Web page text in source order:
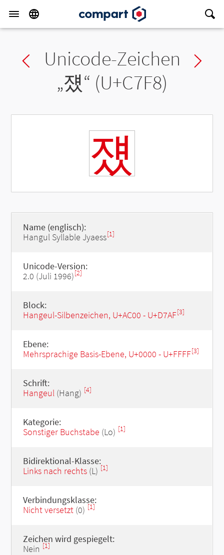
Previous char
Unicode-Zeichen
„쟸“ (U+C7F8)
쟸
Name (englisch):
Hangul Syllable Jyaess[1]
Unicode-Version:
2.0 (Juli 1996)[2]
Block:
Hangeul-Silbenzeichen, U+AC00 - U+D7AF[3]
Ebene:
Mehrsprachige Basis-Ebene, U+0000 - U+FFFF[3]
Schrift:
Hangeul(Hang) [4]
Kategorie:
Sonstiger Buchstabe (Lo) [1]
Bidirektional-Klasse:
Links nach rechts(L) [1]
Verbindungsklasse:
Nicht versetzt(0) [1]
Zeichen wird gespiegelt:
Nein [1]